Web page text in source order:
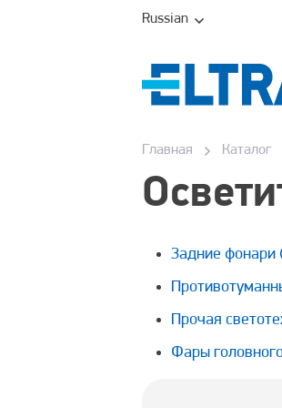
Russian
Главная Каталог
Задние фонари
Прочая
Фары